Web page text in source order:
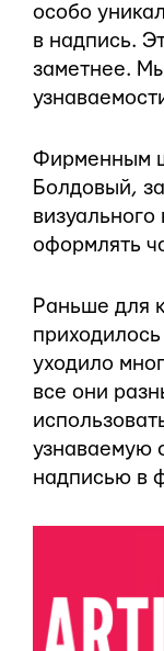
особо
в надпись.
заметнее.
Фирменным
Болдовый,
оформлять
Раньше для
уходило
все они
узнаваемую
надписью в